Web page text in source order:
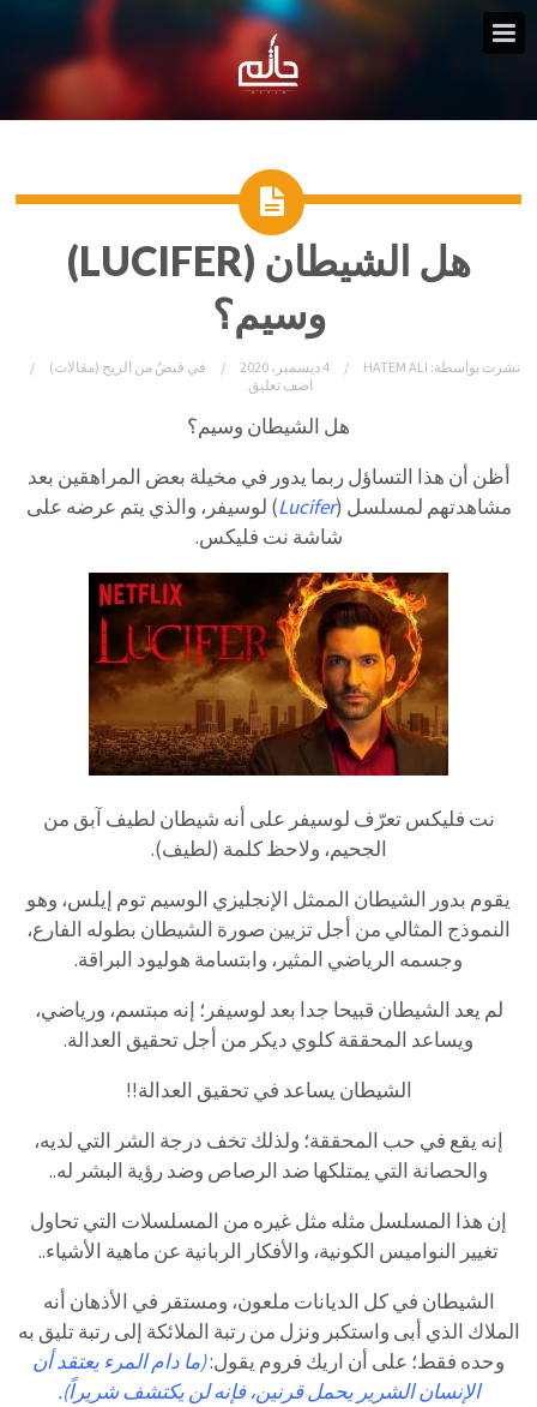
هل الشيطان (LUCIFER)
وسيم؟
نشرت بواسطة: HATEM ALI 4 ديسمبر، 2020 في قبضٌ من الريح (مقالات)
اضف تعليق
هل الشيطان وسيم؟
أظن أن هذا التساؤل ربما يدور في مخيلة بعض المراهقين بعد
مشاهدتهم لمسلسل (Lucifer) لوسيفر، والذي يتم عرضه على
شاشة نت فليكس.
نت فليكس تعرّف لوسيفر على أنه شيطان لطيف آبق من
الجحيم، ولاحظ كلمة (لطيف).
يقوم بدور الشيطان الممثل الإنجليزي الوسيم توم إيلس، وهو
النموذج المثالي من أجل تزيين صورة الشيطان بطوله الفارع،
وجسمه الرياضي المثير، وابتسامة هوليود البراقة.
لم يعد الشيطان قبيحا جدا بعد لوسيفر؛ إنه مبتسم، ورياضي،
ويساعد المحققة كلوي ديكر من أجل تحقيق العدالة.
الشيطان يساعد في تحقيق العدالة!!
إنه يقع في حب المحققة؛ ولذلك تخف درجة الشر التي لديه،
والحصانة التي يمتلكها ضد الرصاص وضد رؤية البشر له..
إن هذا المسلسل مثله مثل غيره من المسلسلات التي تحاول
تغيير النواميس الكونية، والأفكار الربانية عن ماهية الأشياء..
الشيطان في كل الديانات ملعون، ومستقر في الأذهان أنه
الملاك الذي أبى واستكبر ونزل من رتبة الملائكة إلى رتبة تليق به
وحده فقط؛ على أن اريك فروم يقول:(ما دام المرء يعتقد أن
الإنسان الشرير يحمل قرنين، فإنه لن يكتشف شريراً).